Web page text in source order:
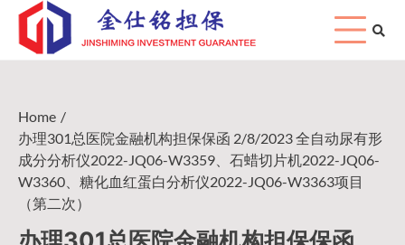
Skip
content
Home
办理301总医院金融机构担保保函 2/8/2023 全自动尿有形
成分分析仪2022-JQ06-W3359、石蜡切片机2022-JQ06-
W3360、糖化血红蛋白分析仪2022-JQ06-W3363项目
（第二次）